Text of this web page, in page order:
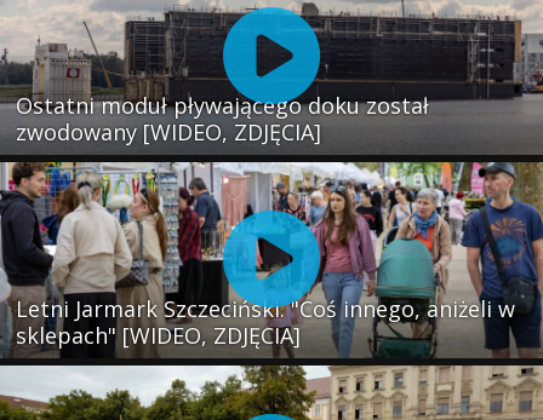
Ostatni moduł pływającego doku został
zwodowany [WIDEO, ZDJĘCIA]
Letni Jarmark Szczeciński. "Coś innego, aniżeli w
sklepach" [WIDEO, ZDJĘCIA]